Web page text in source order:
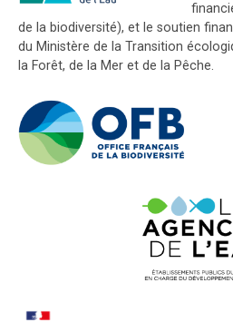
de la biodiversité), et le soutien
du Ministère de la Transition
la Forêt, de la Mer et de la Pêche.